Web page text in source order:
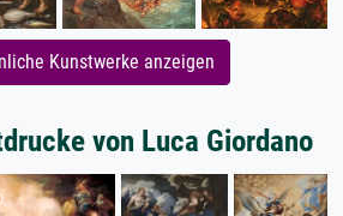
Kunstwerke anzeigen
von Luca Giordano